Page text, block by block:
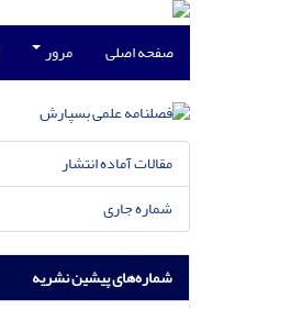
صفحه اصلی مرور
مقالات آماده انتشار
شماره جاری
شماره‌های پیشین نشریه